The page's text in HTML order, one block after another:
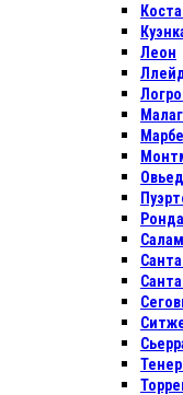
Леон
Ронда